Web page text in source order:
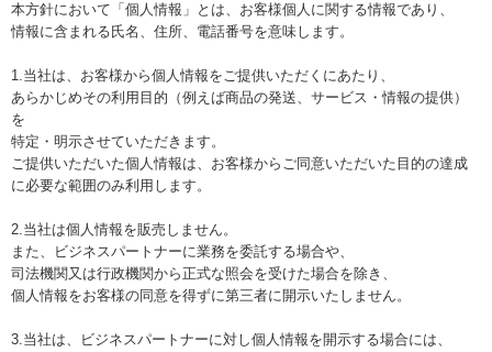
本方針において「個人情報」とは、お客様個人に関する情報であり、
情報に含まれる氏名、住所、電話番号を意味します。
1.当社は、お客様から個人情報をご提供いただくにあたり、
あらかじめその利用目的（例えば商品の発送、サービス・情報の提供）
を
特定・明示させていただきます。
ご提供いただいた個人情報は、お客様からご同意いただいた目的の達成
に必要な範囲のみ利用します。
2.当社は個人情報を販売しません。
また、ビジネスパートナーに業務を委託する場合や、
司法機関又は行政機関から正式な照会を受けた場合を除き、
個人情報をお客様の同意を得ずに第三者に開示いたしません。
3.当社は、ビジネスパートナーに対し個人情報を開示する場合には、